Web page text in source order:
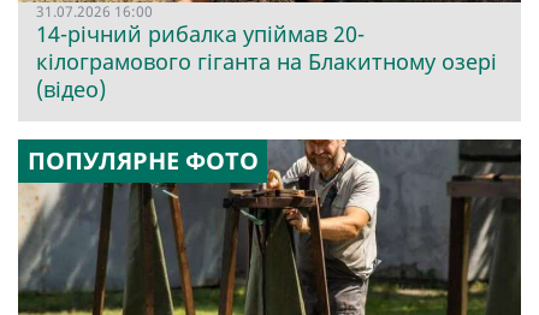
31.07.2026 16:00
14-річний рибалка упіймав 20-
кілограмового гіганта на Блакитному озері
(відео)
ПОПУЛЯРНЕ ФОТО